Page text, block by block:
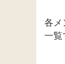
各メ
一覧